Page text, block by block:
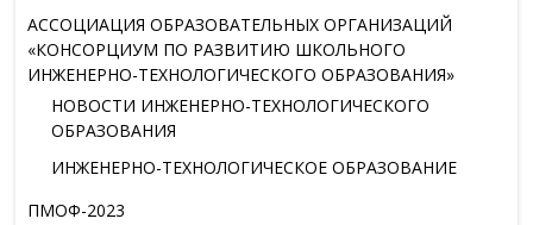
АССОЦИАЦИЯ ОБРАЗОВАТЕЛЬНЫХ ОРГАНИЗАЦИЙ
«КОНСОРЦИУМ ПО РАЗВИТИЮ ШКОЛЬНОГО
ИНЖЕНЕРНО-ТЕХНОЛОГИЧЕСКОГО ОБРАЗОВАНИЯ»
НОВОСТИ ИНЖЕНЕРНО-ТЕХНОЛОГИЧЕСКОГО
ОБРАЗОВАНИЯ
ИНЖЕНЕРНО-ТЕХНОЛОГИЧЕСКОЕ ОБРАЗОВАНИЕ
ПМОФ-2023